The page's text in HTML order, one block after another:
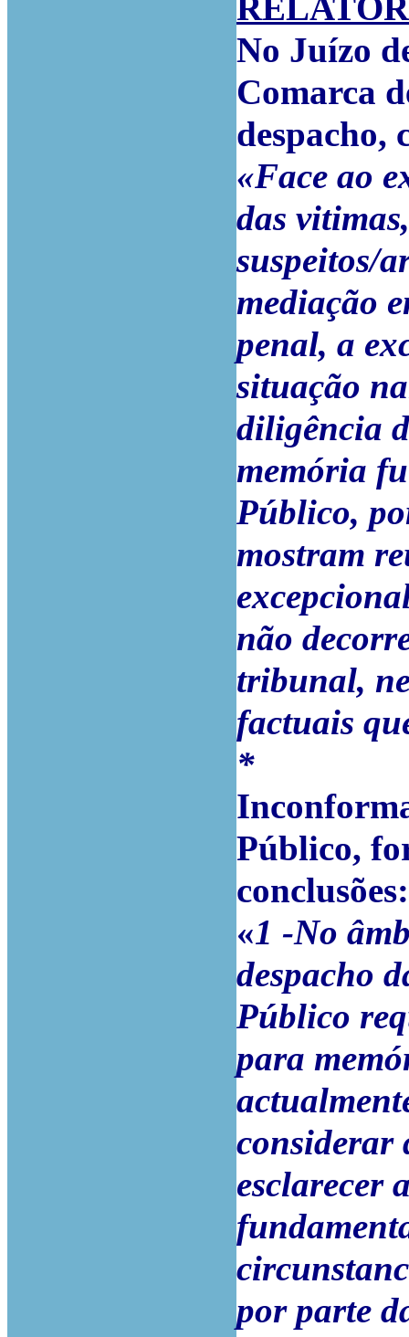
No Juízo
Comarca
despacho,
«Face ao
das
suspeitos/
mediação
penal, a
situação
diligência
memória
Público,
mostram
não
tribunal,
factuais
*
Público,
conclusões:
«1 -No
despacho
Público
para
considerar
esclarecer
por parte